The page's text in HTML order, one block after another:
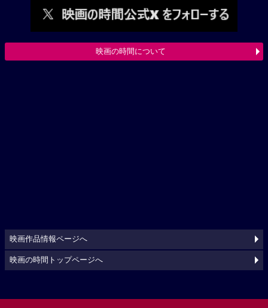
映画の時間について
映画作品情報ページへ
映画の時間トップページへ